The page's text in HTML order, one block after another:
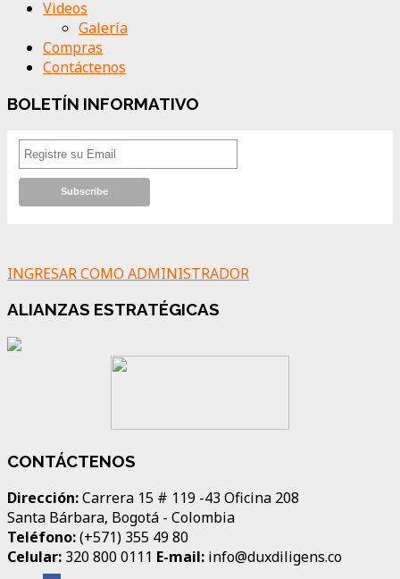
Videos
Galería
Compras
Contáctenos
BOLETÍN INFORMATIVO
INGRESAR COMO ADMINISTRADOR
ALIANZAS ESTRATÉGICAS
CONTÁCTENOS
Dirección:Carrera 15 # 119 -43 Oficina 208
Santa Bárbara, Bogotá - Colombia
Teléfono:(+571) 355 49 80
Celular: 320 800 0111 E-mail: info@duxdiligens.co